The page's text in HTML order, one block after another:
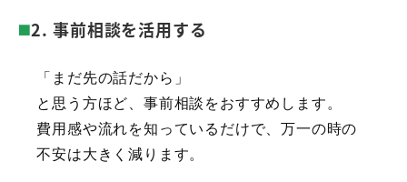
2. 事前相談を活用する
「まだ先の話だから」
と思う方ほど、事前相談をおすすめします。
費用感や流れを知っているだけで、万一の時の
不安は大きく減ります。